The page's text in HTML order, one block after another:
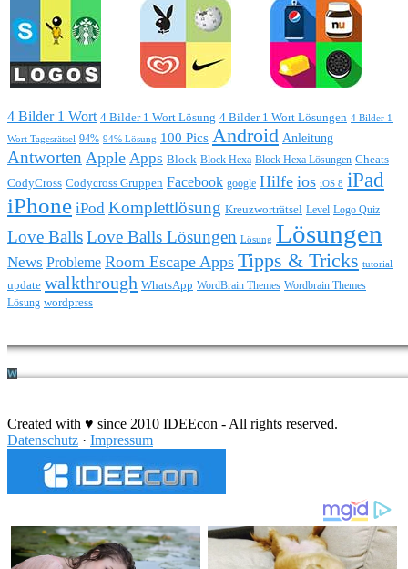
4 Bilder 1 Wort 4 Bilder 1 Wort Lösung 4 Bilder 1 Wort Lösungen 4 Bilder 1
Wort Tagesrätsel 94% 94% Lösung 100 Pics Android Anleitung
Antworten Apple Apps Block Block Hexa Block Hexa Lösungen Cheats
CodyCross Codycross Gruppen Facebook google Hilfe ios iOS 8 iPad
iPhone iPod Komplettlösung Kreuzworträtsel Level Logo Quiz
Love BallsLove Balls Lösungen Lösung Lösungen
News Probleme Room Escape Apps Tipps & Tricks tutorial
update walkthrough WhatsApp WordBrain Themes Wordbrain Themes
Lösung wordpress
Created with ♥ since 2010 IDEEcon - All rights reserved.
Datenschutz · Impressum